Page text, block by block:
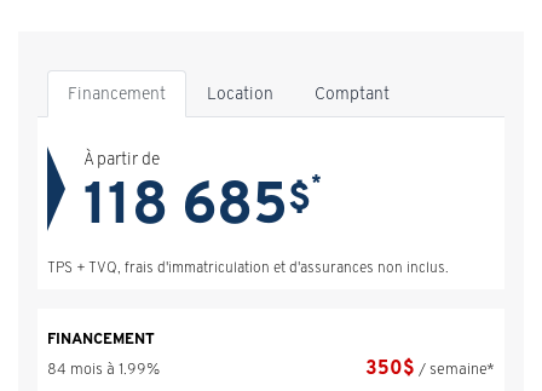
Financement Location Comptant
À partir de
118 685$*
TPS + TVQ, frais d'immatriculation et d'assurances non inclus.
FINANCEMENT
84 mois à 1.99%
350$ / semaine*